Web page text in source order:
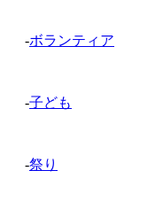
-ボランティア
-子ども
-祭り